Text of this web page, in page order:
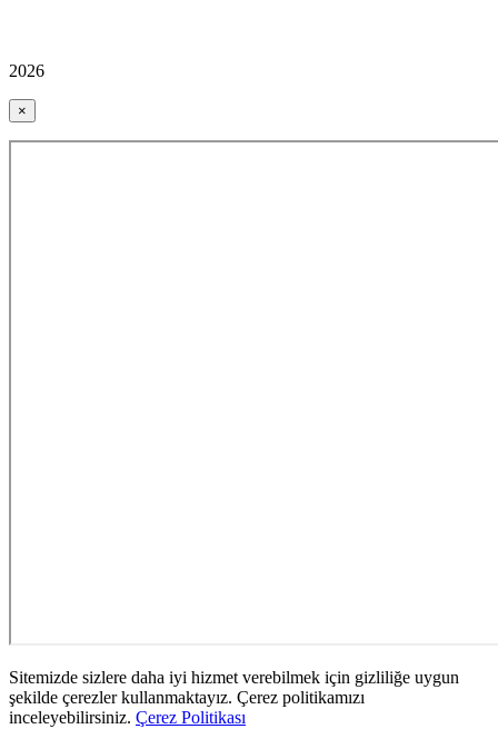
2026
×
Sitemizde sizlere daha iyi hizmet verebilmek için gizliliğe uygun
şekilde çerezler kullanmaktayız. Çerez politikamızı
inceleyebilirsiniz. Çerez Politikası